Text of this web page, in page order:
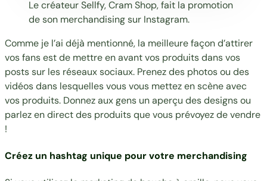
Le créateur Sellfy,Cram Shop, fait la promotion
de son merchandising sur Instagram.
Comme je l’ai déjà mentionné, la meilleure façon d’attirer
vos fans est de mettre en avant vos produits dans vos
posts sur les réseaux sociaux. Prenez des photos ou des
vidéos dans lesquelles vous vous mettez en scène avec
vos produits. Donnez aux gens un aperçu des designs ou
parlez en direct des produits que vous prévoyez de vendre
!
Créez un hashtag unique pour votre merchandising